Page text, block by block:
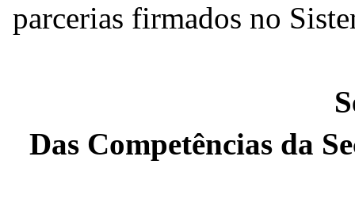
parcerias firmados no
Das Competências da